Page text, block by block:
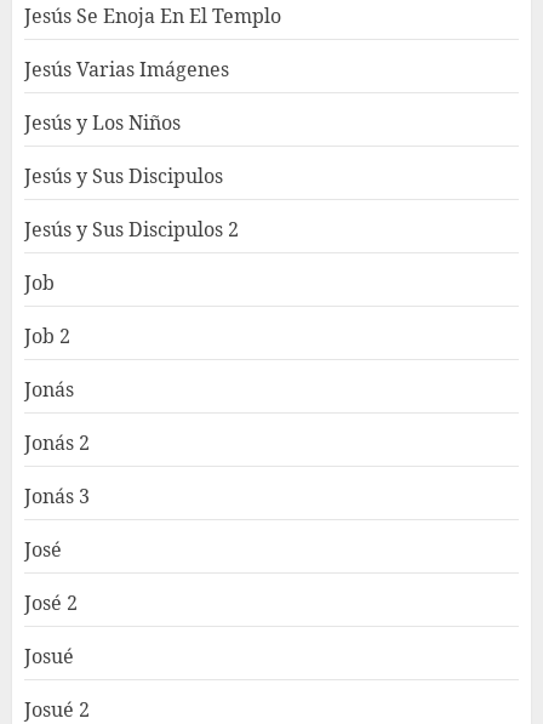
Jesús Se Enoja En El Templo
Jesús Varias Imágenes
Jesús y Los Niños
Jesús y Sus Discipulos
Jesús y Sus Discipulos 2
Job
Job 2
Jonás
Jonás 2
Jonás 3
José
José 2
Josué
Josué 2